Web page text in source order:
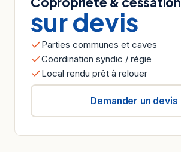
sur devis
Parties communes et caves
Coordination syndic / régie
Local rendu prêt à relouer
Demander un devis